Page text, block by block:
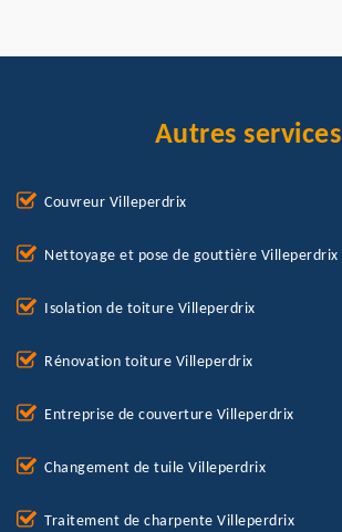
Autres services
Couvreur Villeperdrix
Nettoyage et pose de gouttière Villeperdrix
Isolation de toiture Villeperdrix
Rénovation toiture Villeperdrix
Entreprise de couverture Villeperdrix
Changement de tuile Villeperdrix
Traitement de charpente Villeperdrix